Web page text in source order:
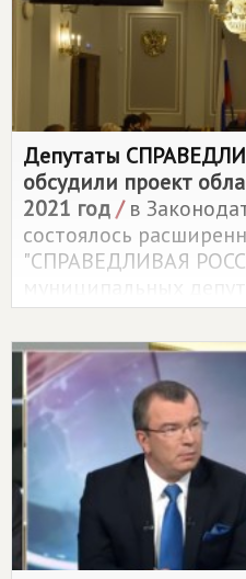
Депутаты
обсудили проект
2021 год/в
состоялось
"СПРАВЕДЛИВАЯ
муниципальных
основному вопросу
Губернатора –
Федотова.